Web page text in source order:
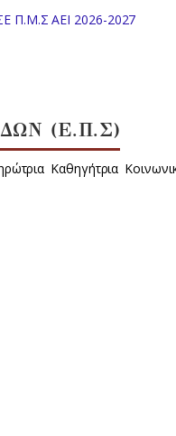
ΑΕΙ 2026-2027
(Ε.Π.Σ)
Καθηγήτρια